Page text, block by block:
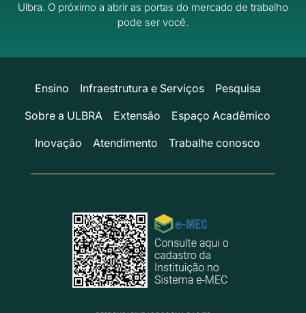
Ulbra. O próximo a abrir as portas do mercado de trabalho
pode ser você.
Ensino Infraestrutura e Serviços
Pesquisa
Sobre a ULBRA
Extensão
Espaço Acadêmico
Inovação
Atendimento Trabalhe conosco